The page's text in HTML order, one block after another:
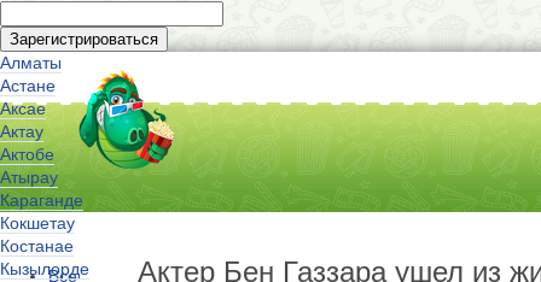
Алматы
Астане
Аксае
Актау
Актобе
Атырау
Караганде
Кокшетау
Костанае
Кызылорде
Все Актер Бен Газзара ушел из